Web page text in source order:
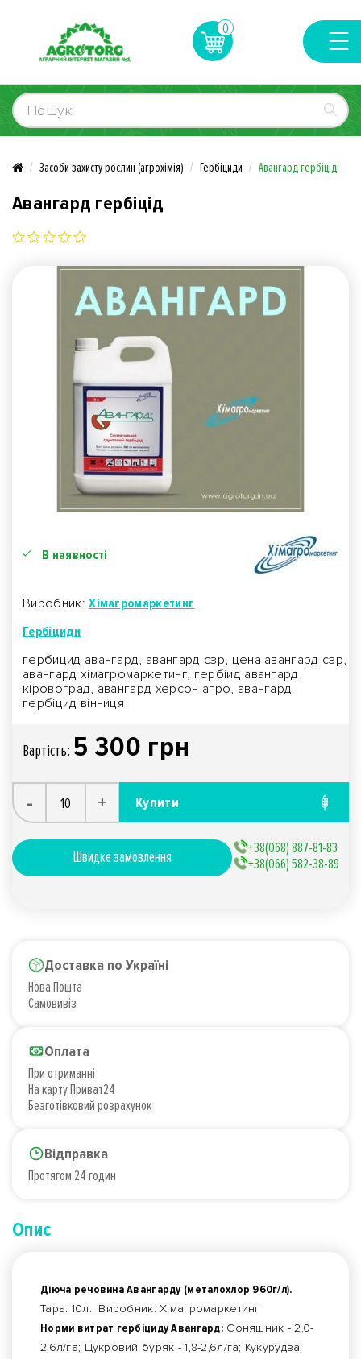
0
Засоби захисту рослин (агрохімія) Гербіциди Авангард гербіцід
Авангард гербіцід
В наявності
Виробник:Хімагромаркетинг
Гербіциди
гербицид авангард, авангард сзр, цена авангард сзр,
авангард хімагромаркетинг, гербіид авангард
кіровоград, авангард херсон агро, авангард
гербіцид вінниця
Вартiсть: 5 300 грн
- + Купити
Швидке замовлення
+38(068) 887-81-83
+38(066) 582-38-89
Доставка по Україні
Нова Пошта
Самовивіз
Оплата
При отриманні
На карту Приват24
Безготівковий розрахунок
Відправка
Протягом 24 годин
Опис
Діюча речовина Авангарду (металохлор 960г/л).
Тара: 10л. Виробник: Хімагромаркетинг
Норми витрат гербіциду Авангард:Соняшник - 2,0-
2,6л/га; Цукровий буряк - 1,8-2,6л/га; Кукурудза,